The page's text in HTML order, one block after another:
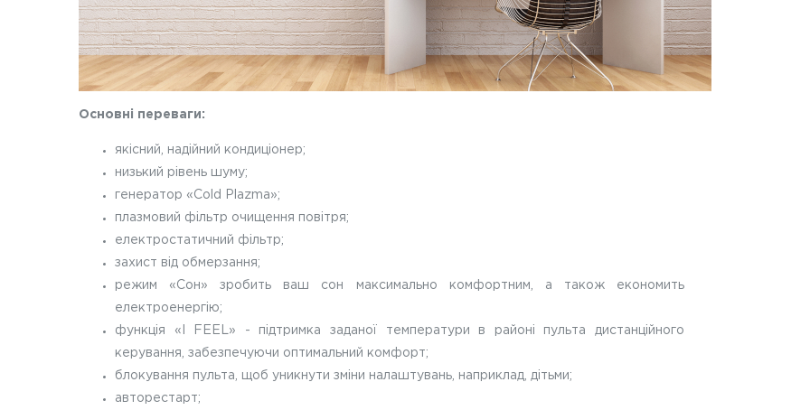
Основні переваги:
якісний, надійний кондиціонер;
низький рівень шуму;
генератор «Cold Plazma»;
плазмовий фільтр очищення повітря;
електростатичний фільтр;
захист від обмерзання;
режим «Сон» зробить ваш сон максимально комфортним, а також економить
електроенергію;
функція «I FEEL» - підтримка заданої температури в районі пульта дистанційного
керування, забезпечуючи оптимальний комфорт;
блокування пульта, щоб уникнути зміни налаштувань, наприклад, дітьми;
авторестарт;